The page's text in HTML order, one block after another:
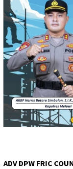
ADV DPW FRIC